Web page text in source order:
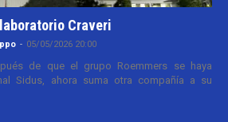
Craveri
- 05/05/2026 20:00
de que el grupo Roemmers se haya
Sidus, ahora suma otra compañía a su